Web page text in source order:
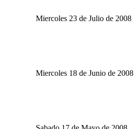
Miercoles 23 de Julio de 2008
Miercoles 18 de Junio de 2008